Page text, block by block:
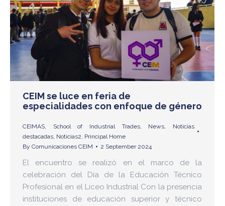
CEIM se luce en feria de
especialidades con enfoque de género
CEIMAS, School of Industrial Trades, News, Noticias
destacadas, Noticias2, Principal Home
By Comunicaciones CEIM 2 September 2024
El encuentro se realizó en el marco de la
celebración del Día de la Educación Técnico
Profesional en el Liceo Industrial Con la presencia
instituciones de educación superior y técnico